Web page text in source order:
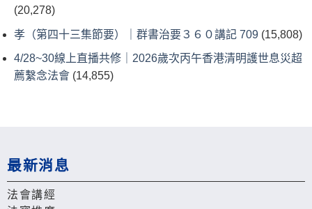
(20,278)
孝（第四十三集節要）｜群書治要３６０講記 709 (15,808)
4/28~30線上直播共修｜2026歲次丙午香港清明護世息災超
薦繫念法會 (14,855)
最新消息
法會講經